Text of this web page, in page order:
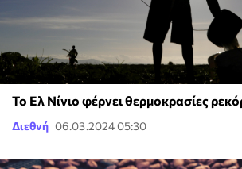
Το Ελ Νίνιο φέρνει θερμοκρασίες
Διεθνή 06.03.2024 05:30